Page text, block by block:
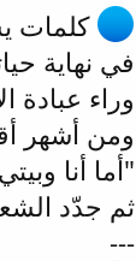
كلمات
في نهاية
وراء عبادة
ومن أشهر
"أما أنا
ثم جدّد
---